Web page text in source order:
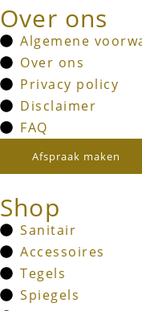
Over ons
Algemene
Over ons
Privacy policy
Disclaimer
FAQ
Afspraak maken
Shop
Sanitair
Accessoires
Tegels
Spiegels